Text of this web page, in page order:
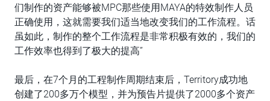
们制作的资产能够被MPC那些使用MAYA的特效制作人员
正确使用，这就需要我们适当地改变我们的工作流程。话
虽如此，制作的整个工作流程是非常积极有效的，我们的
工作效率也得到了极大的提高”
最后，在7个月的工程制作周期结束后，Territory成功地
创建了200多万个模型，并为预告片提供了2000多个资产